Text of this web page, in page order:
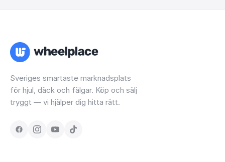
Sveriges smartaste marknadsplats
för hjul, däck och fälgar. Köp och sälj
tryggt — vi hjälper dig hitta rätt.